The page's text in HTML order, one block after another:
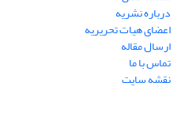
درباره نشریه
اعضای هیات تحریریه
ارسال مقاله
تماس با ما
نقشه سایت